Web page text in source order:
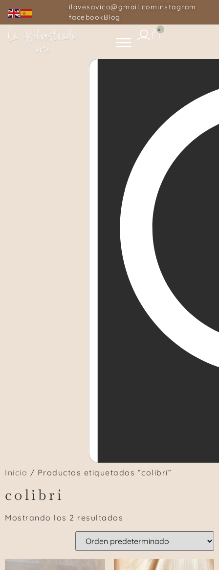
ilavesavico@gmail.cominstagram
facebookBlog
0
Inicio / Productos etiquetados “colibrí”
colibrí
Mostrando los 2 resultados